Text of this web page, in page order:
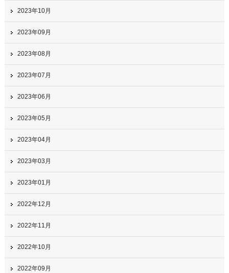
2023年10月
2023年09月
2023年08月
2023年07月
2023年06月
2023年05月
2023年04月
2023年03月
2023年01月
2022年12月
2022年11月
2022年10月
2022年09月